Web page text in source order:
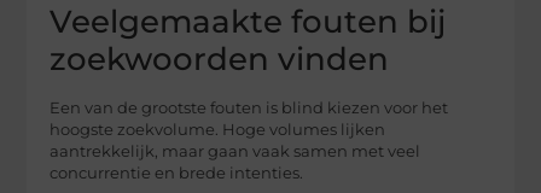
Veelgemaakte fouten bij
zoekwoorden vinden
Een van de grootste fouten is blind kiezen voor het
hoogste zoekvolume. Hoge volumes lijken
aantrekkelijk, maar gaan vaak samen met veel
concurrentie en brede intenties.